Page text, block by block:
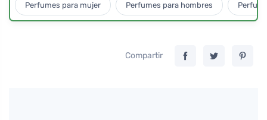
Perfumes para mujer Perfumes para hombres
Compartir